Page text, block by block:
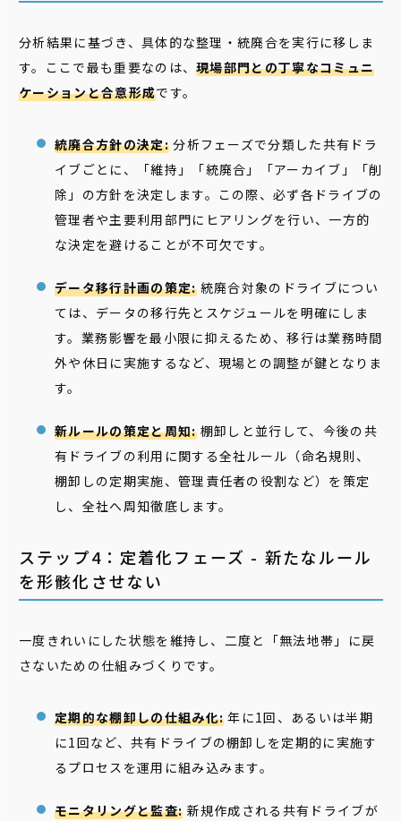
分析結果に基づき、具体的な整理・統廃合を実行に移しま
す。ここで最も重要なのは、現場部門との丁寧なコミュニ
ケーションと合意形成です。
統廃合方針の決定:分析フェーズで分類した共有ドラ
イブごとに、「維持」「統廃合」「アーカイブ」「削
除」の方針を決定します。この際、必ず各ドライブの
管理者や主要利用部門にヒアリングを行い、一方的
な決定を避けることが不可欠です。
データ移行計画の策定:統廃合対象のドライブについ
ては、データの移行先とスケジュールを明確にしま
す。業務影響を最小限に抑えるため、移行は業務時間
外や休日に実施するなど、現場との調整が鍵となりま
す。
新ルールの策定と周知:棚卸しと並行して、今後の共
有ドライブの利用に関する全社ルール（命名規則、
棚卸しの定期実施、管理責任者の役割など）を策定
し、全社へ周知徹底します。
ステップ4：定着化フェーズ - 新たなルール
を形骸化させない
一度きれいにした状態を維持し、二度と「無法地帯」に戻
さないための仕組みづくりです。
定期的な棚卸しの仕組み化: 年に1回、あるいは半期
に1回など、共有ドライブの棚卸しを定期的に実施す
るプロセスを運用に組み込みます。
モニタリングと監査: 新規作成される共有ドライブが